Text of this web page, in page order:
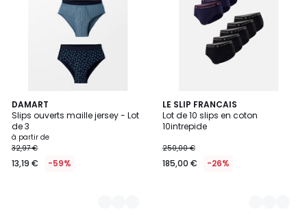
DAMART
Slips ouverts maille jersey - Lot
de 3
à partir de
32,97 €
13,19 € -59%
3
Couleurs
LE SLIP FRANCAIS
Lot de 10 slips en coton
10intrepide
250,00 €
185,00 € -26%
2
Couleurs